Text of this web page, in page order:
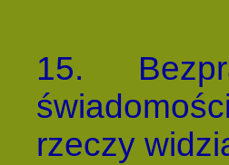
15.
rzeczy